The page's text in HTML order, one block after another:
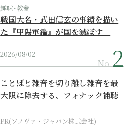
趣味･教養
戦国大名・武田信玄の事績を描い
た『甲陽軍鑑』が国を滅ぼす…
2026/08/02
No.
ことばと雑音を切り離し雑音を最
大限に除去する、フォナック補聴
PR(ソノヴァ・ジャパン株式会社)